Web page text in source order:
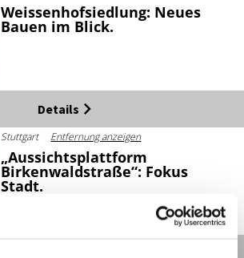
Weissenhofsiedlung: Neues
Bauen im Blick.
Details
Stuttgart Entfernung anzeigen
„Aussichtsplattform
Birkenwaldstraße“: Fokus
Stadt.